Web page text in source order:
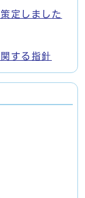
定しました
する指針